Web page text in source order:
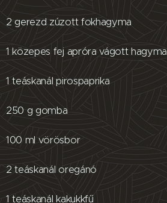
2 gerezd zúzott fokhagyma
1 közepes fej apróra vágott hagyma
1 teáskanál pirospaprika
250 g gomba
100 ml vörösbor
2 teáskanál oregánó
1 teáskanál kakukkfű